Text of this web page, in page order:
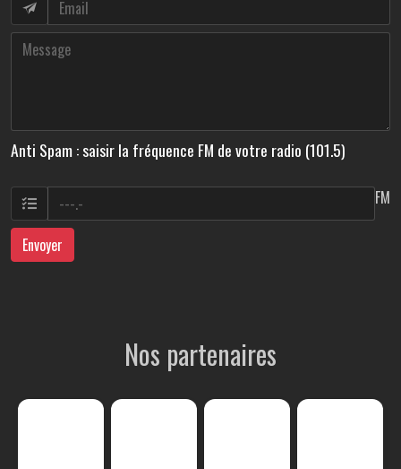
Anti Spam : saisir la fréquence FM de votre radio (101.5)
FM
Envoyer
Nos partenaires